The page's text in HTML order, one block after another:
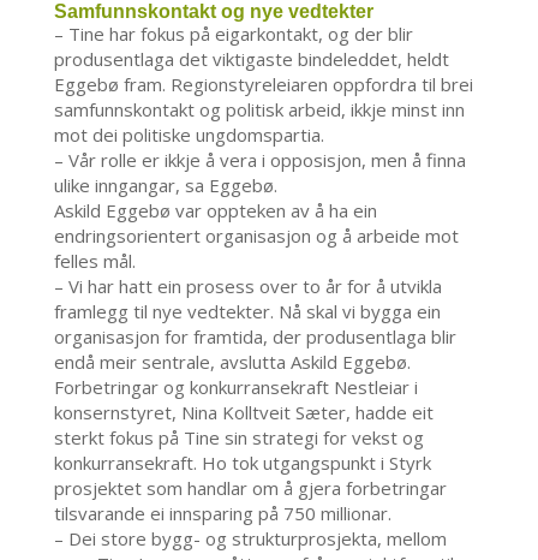
Samfunnskontakt og nye vedtekter
– Tine har fokus på eigarkontakt, og der blir
produsentlaga det viktigaste bindeleddet, heldt
Eggebø fram. Regionstyreleiaren oppfordra til brei
samfunnskontakt og politisk arbeid, ikkje minst inn
mot dei politiske ungdomspartia.
– Vår rolle er ikkje å vera i opposisjon, men å finna
ulike inngangar, sa Eggebø.
Askild Eggebø var oppteken av å ha ein
endringsorientert organisasjon og å arbeide mot
felles mål.
– Vi har hatt ein prosess over to år for å utvikla
framlegg til nye vedtekter. Nå skal vi bygga ein
organisasjon for framtida, der produsentlaga blir
endå meir sentrale, avslutta Askild Eggebø.
Forbetringar og konkurransekraft Nestleiar i
konsernstyret, Nina Kolltveit Sæter, hadde eit
sterkt fokus på Tine sin strategi for vekst og
konkurransekraft. Ho tok utgangspunkt i Styrk
prosjektet som handlar om å gjera forbetringar
tilsvarande ei innsparing på 750 millionar.
– Dei store bygg- og strukturprosjekta, mellom